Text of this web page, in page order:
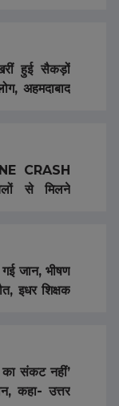
हुई सैकड़ों
अहमदाबाद
CRASH
से मिलने
जान, भीषण
इधर शिक्षक
का संकट नहीं’
कहा- उत्तर